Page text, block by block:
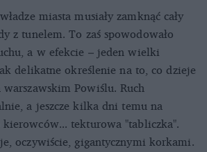
miasta musiały zamknąć cały
z tunelem. To zaś spowodowało
a w efekcie – jeden wielki
delikatne określenie na to, co dzieje
Powiślu. Ruch
a jeszcze kilka dni temu na
kierowców... tekturowa "tabliczka".
oczywiście, gigantycznymi korkami.